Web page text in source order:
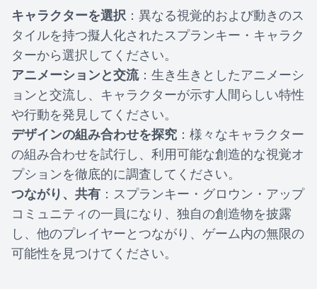
キャラクターを選択 ：異なる視覚的および動きのス
タイルを持つ擬人化されたスプランキー・キャラク
ターから選択してください。
アニメーションと交流：生き生きとしたアニメーシ
ョンと交流し、キャラクターが示す人間らしい特性
や行動を発見してください。
デザインの組み合わせを探究 ：様々なキャラクター
の組み合わせを試行し、利用可能な創造的な視覚オ
プションを徹底的に調査してください。
つながり、共有 ：スプランキー・グロウン・アップ
コミュニティの一員になり、独自の創造物を披露
し、他のプレイヤーとつながり、ゲーム内の無限の
可能性を見つけてください。